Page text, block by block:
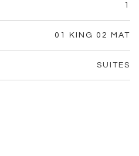
1
01 KING 02 MAT
SUITES